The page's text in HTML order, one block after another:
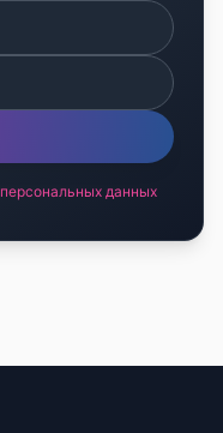
персональных данных